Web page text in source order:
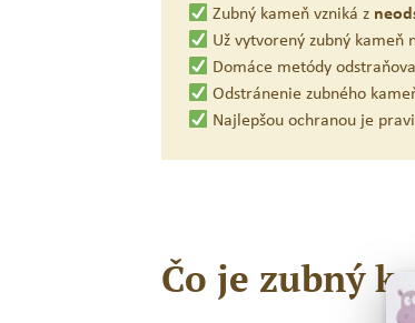
Zubný kameň vzniká z
Už vytvorený zubný kameň
Domáce metódy
Odstránenie zubného
Najlepšou ochranou je
Čo je zubný